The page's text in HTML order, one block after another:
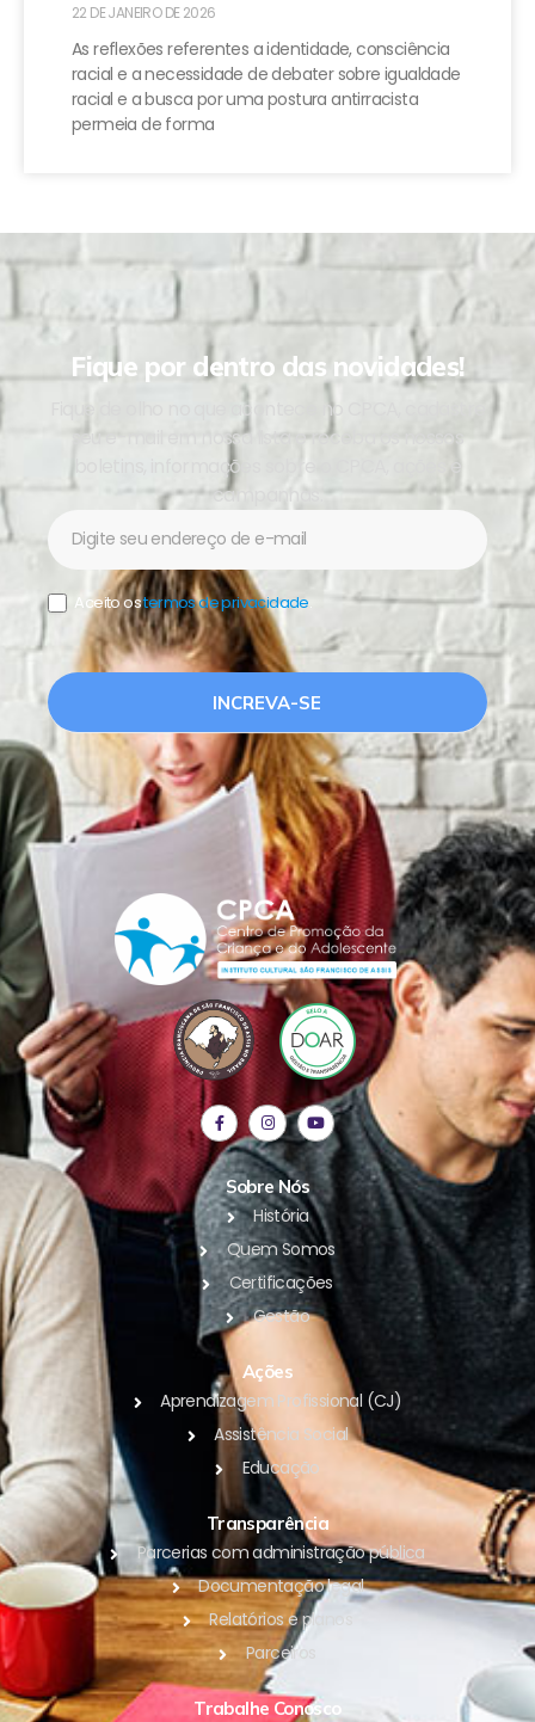
22 DE JANEIRO DE 2026
As reflexões referentes a identidade, consciência
racial e a necessidade de debater sobre igualdade
racial e a busca por uma postura antirracista
permeia de forma
Fique por dentro das novidades!
Fique de olho no que acontece no CPCA, cadastre
seu e-mail em nossa lista e receba os nossos
boletins, informações sobre o CPCA, ações e
campanhas.
Aceito ostermos de privacidade.
INCREVA-SE
Sobre Nós
História
Quem Somos
Certificações
Gestão
Ações
Aprendizagem Profissional (CJ)
Assistência Social
Educação
Transparência
Parcerias com administração pública
Documentação legal
Relatórios e planos
Parceiros
Trabalhe Conosco